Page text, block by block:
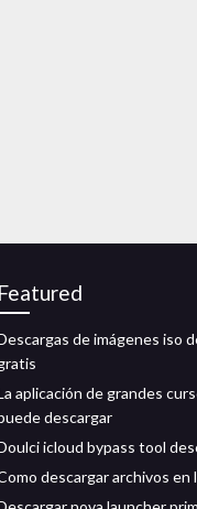
Featured
de imágenes iso
aplicación de grandes
descargar
icloud bypass tool
descargar archivos en